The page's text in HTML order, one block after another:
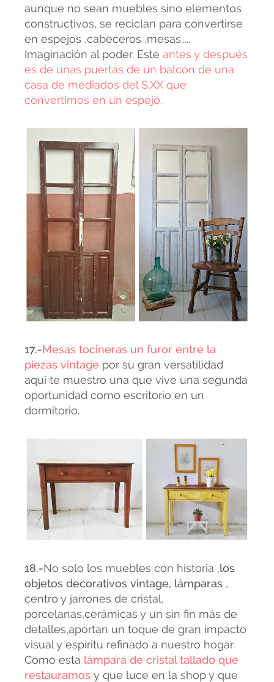
aunque no sean muebles sino elementos
constructivos, se reciclan para convertirse
en espejos ,cabeceros ,mesas.....
Imaginación al poder. Este antes y después
es de unas puertas de un balcón de una
casa de mediados del S.XX que
convertimos en un espejo.
17.-Mesas tocineras un furor entre la
piezas vintage por su gran versatilidad
aquí te muestro una que vive una segunda
oportunidad como escritorio en un
dormitorio.
18.-No solo los muebles con historia ,los
objetos decorativos vintage, lámparas ,
centro y jarrones de cristal,
porcelanas,cerámicas y un sin fin más de
detalles,aportan un toque de gran impacto
visual y espíritu refinado a nuestro hogar.
Como esta lámpara de cristal tallado que
restauramos y que luce en la shop y que